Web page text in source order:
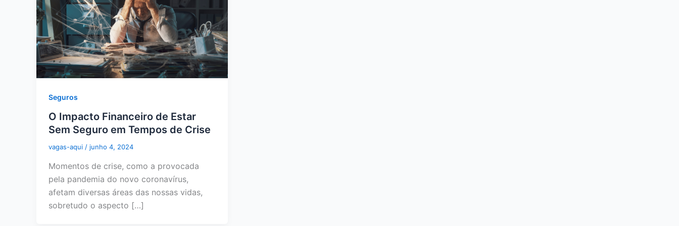
Seguros
O Impacto Financeiro de Estar
Sem Seguro em Tempos de Crise
vagas-aqui / junho 4, 2024
Momentos de crise, como a provocada
pela pandemia do novo coronavírus,
afetam diversas áreas das nossas vidas,
sobretudo o aspecto […]